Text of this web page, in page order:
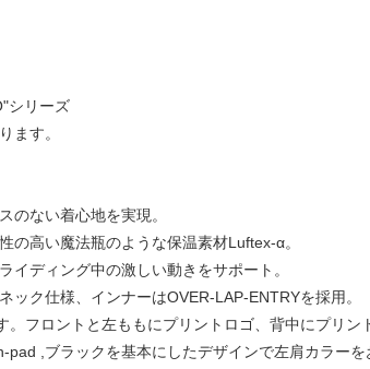
シリーズ
ます。
のない着心地を実現。
の高い魔法瓶のような保温素材Luftex-α。
イディング中の激しい動きをサポート。
ク仕様、インナーはOVER-LAP-ENTRYを採用。
フロントと左ももにプリントロゴ、背中にプリン
,ブラックを基本にしたデザインで左肩カラーを